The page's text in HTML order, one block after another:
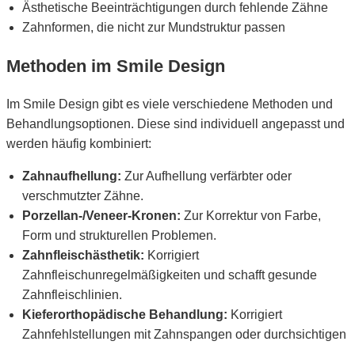
Ästhetische Beeinträchtigungen durch fehlende Zähne
Zahnformen, die nicht zur Mundstruktur passen
Methoden im Smile Design
Im Smile Design gibt es viele verschiedene Methoden und
Behandlungsoptionen. Diese sind individuell angepasst und
werden häufig kombiniert:
Zahnaufhellung: Zur Aufhellung verfärbter oder
verschmutzter Zähne.
Porzellan-/Veneer-Kronen: Zur Korrektur von Farbe,
Form und strukturellen Problemen.
Zahnfleischästhetik: Korrigiert
Zahnfleischunregelmäßigkeiten und schafft gesunde
Zahnfleischlinien.
Kieferorthopädische Behandlung: Korrigiert
Zahnfehlstellungen mit Zahnspangen oder durchsichtigen